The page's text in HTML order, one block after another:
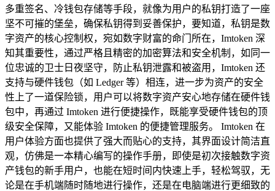
多重签名、冷钱包存储等手段，就像为用户的私钥打造了一座
坚不可摧的堡垒，确保私钥得到妥善保护，要知道，私钥是数
字资产的核心控制权，宛如数字财富的命门所在，Imtoken 深
知其重要性，通过严格且精密的加密算法和安全机制，如同一
位忠诚的卫士日夜坚守，防止私钥泄露和被盗用，Imtoken 还
支持与硬件钱包（如 Ledger 等）相连，进一步为资产的安全
性上了一道保险锁，用户可以将数字资产安心地存储在硬件钱
包中，再通过 Imtoken 进行便捷操作，既能享受硬件钱包的顶
级安全保障，又能体验 Imtoken 的便捷管理服务。 Imtoken 在
用户体验方面也提供了强大而贴心的支持，其界面设计简洁直
观，仿佛是一本精心编写的操作手册，即使是初次接触数字资
产钱包的新手用户，也能在短时间内快速上手，轻松驾驭，无
论是在手机端随时随地进行操作，还是在电脑端进行更细致的